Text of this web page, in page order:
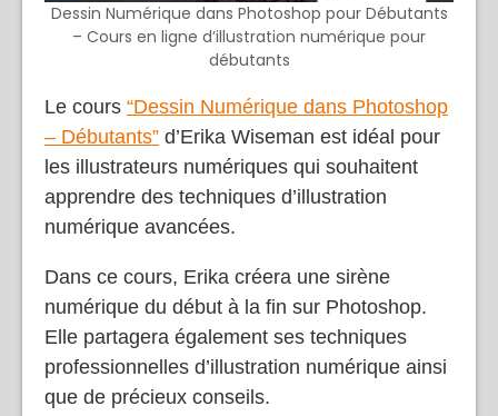
Dessin Numérique dans Photoshop pour Débutants
– Cours en ligne d’illustration numérique pour
débutants
Le cours “Dessin Numérique dans Photoshop
– Débutants” d’Erika Wiseman est idéal pour
les illustrateurs numériques qui souhaitent
apprendre des techniques d’illustration
numérique avancées.
Dans ce cours, Erika créera une sirène
numérique du début à la fin sur Photoshop.
Elle partagera également ses techniques
professionnelles d’illustration numérique ainsi
que de précieux conseils.